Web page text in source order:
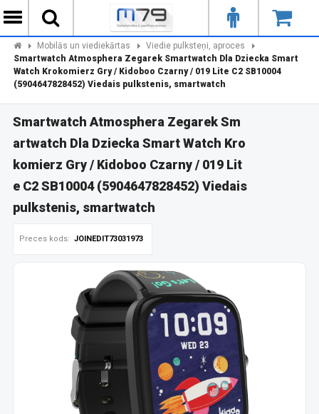
Mobilās un viediekārtas
Viedie pulksteņi, aproces
Smartwatch Atmosphera Zegarek Smartwatch Dla Dziecka Smart
Watch Krokomierz Gry / Kidoboo Czarny / 019 Lite C2 SB10004
(5904647828452) Viedais pulkstenis, smartwatch
Smartwatch Atmosphera Zegarek Sm
artwatch Dla Dziecka Smart Watch Kro
komierz Gry / Kidoboo Czarny / 019 Lit
e C2 SB10004 (5904647828452) Viedais
pulkstenis, smartwatch
Preces kods: JOINEDIT73031973